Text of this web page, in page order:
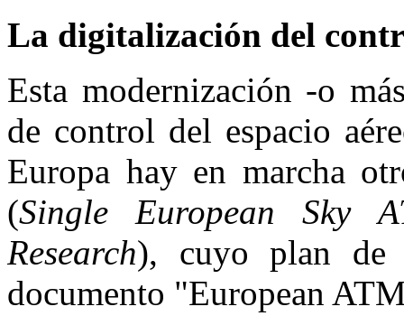
La digitalización del
Esta modernización -o
de control del espacio
Europa hay en marcha
(Single European Sky
Research), cuyo plan de
documento "European